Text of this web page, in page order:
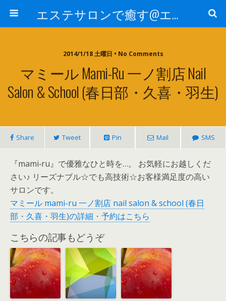
エステサロンで癒す@エステ～全国エステ情報
2014/1/18 土曜日 • No Comments
マミール Mami-Ru 一ノ割店 Nail
Salon & School (春日部・久喜・羽生)
Share Tweet Pin Mail SMS
『mami‐ru』で優雅なひと時を…。 お気軽にお越しくだ
さい♪ リーズナブル☆でも高技術☆お客様満足度の高い
サロンです。
マミール mami-ru 一ノ割店 nail salon & school (春日
部・久喜・羽生)の詳細・予約はこちら
こちらの記事もどうぞ